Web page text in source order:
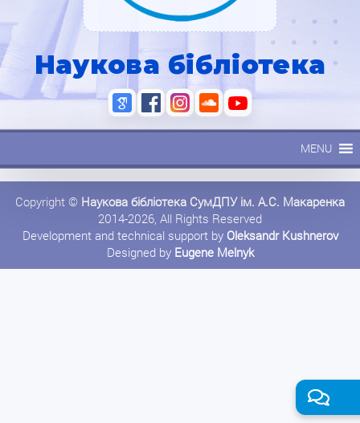
Наукова бібліотека
MENU
Copyright © Наукова бібліотека СумДПУ ім. А.С. Макаренка
2014-2026, All Rights Reserved
Development and technical support by Oleksandr Kushnerov
Designed by Eugene Melnyk